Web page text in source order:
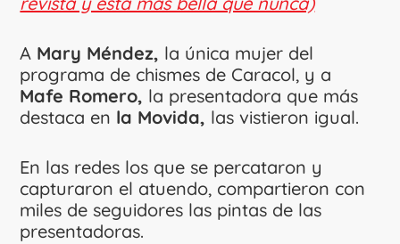
A Mary Méndez, la única mujer del
programa de chismes de Caracol, y a
Mafe Romero, la presentadora que más
destaca en la Movida, las vistieron igual.
En las redes los que se percataron y
capturaron el atuendo, compartieron con
miles de seguidores las pintas de las
presentadoras.